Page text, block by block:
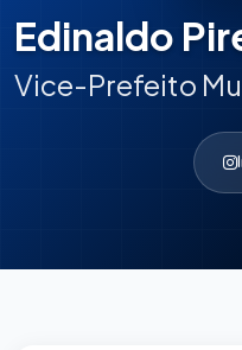
Edinaldo
Vice-Prefeito